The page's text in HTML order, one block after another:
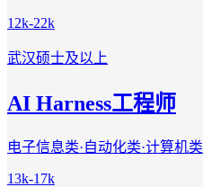
12k-22k
武汉硕士及以上
AI Harness工程师
电子信息类·自动化类·计算机类
13k-17k